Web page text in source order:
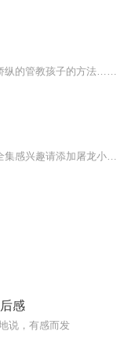
感
说，有感而发